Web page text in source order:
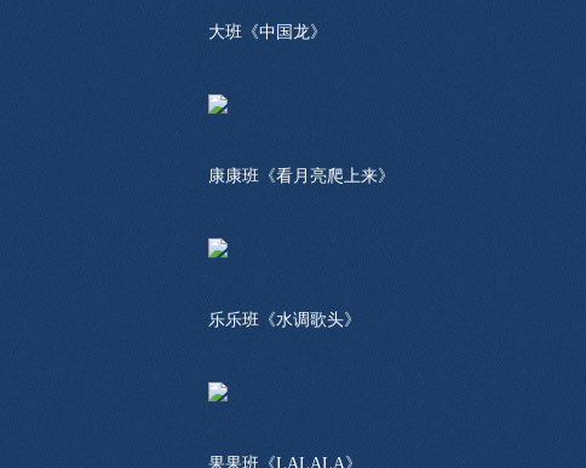
大班《中国龙》
康康班《看月亮爬上来》
乐乐班《水调歌头》
果果班《LALALA》